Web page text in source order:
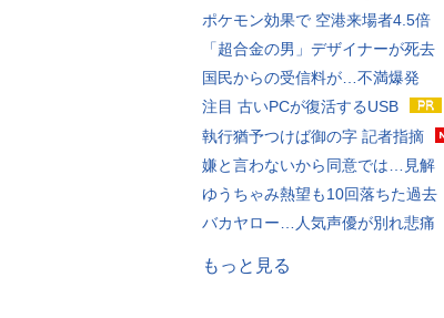
ポケモン効果で 空港来場者4.5倍
「超合金の男」デザイナーが死去
国民からの受信料が…不満爆発
注目 古いPCが復活するUSB
執行猶予つけば御の字 記者指摘
嫌と言わないから同意では…見解
ゆうちゃみ熱望も10回落ちた過去
バカヤロー…人気声優が別れ悲痛
もっと見る